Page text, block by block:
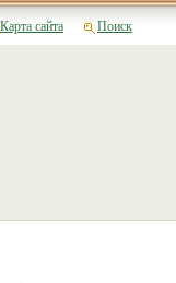
Карта сайта Поиск